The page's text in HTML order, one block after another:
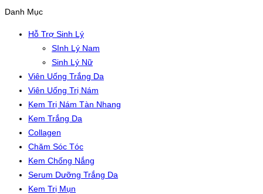
Danh Mục
Hỗ Trợ Sinh Lý
SInh Lý Nam
Sinh Lý Nữ
Viên Uống Trắng Da
Viên Uống Trị Nám
Kem Trị Nám Tàn Nhang
Kem Trắng Da
Collagen
Chăm Sóc Tóc
Kem Chống Nắng
Serum Dưỡng Trắng Da
Kem Trị Mụn